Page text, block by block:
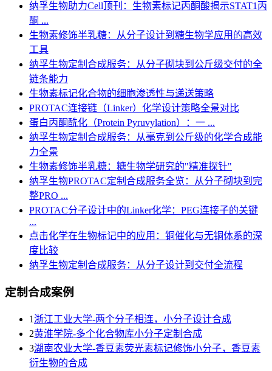
纳孚生物助力Cell顶刊：生物素标记丙酮酸揭示STAT1丙
酮 ...
生物素修饰半乳糖：从分子设计到糖生物学应用的高效
工具
纳孚生物定制合成服务：从分子砌块到公斤级交付的全
链条能力
生物素标记化合物的细胞渗透性与递送策略
PROTAC连接链（Linker）化学设计策略全景对比
蛋白丙酮酰化（Protein Pyruvylation）：一 ...
纳孚生物定制合成服务：从毫克到公斤级的化学合成能
力全景
生物素修饰半乳糖：糖生物学研究的"精准探针"
纳孚生物PROTAC定制合成服务全览：从分子砌块到完
整PRO ...
PROTAC分子设计中的Linker化学：PEG连接子的关键
...
点击化学在生物标记中的应用：铜催化与无铜体系的深
度比较
纳孚生物定制合成服务：从分子设计到交付全流程
定制合成案例
1 浙江工业大学-两个分子相连，小分子设计合成
2黄淮学院-多个化合物库小分子定制合成
3湖南农业大学-香豆素荧光素标记修饰小分子，香豆素
衍生物的合成